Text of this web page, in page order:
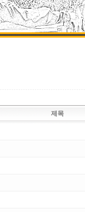
제목